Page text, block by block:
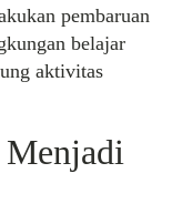
pembaruan
belajar
aktivitas
Menjadi